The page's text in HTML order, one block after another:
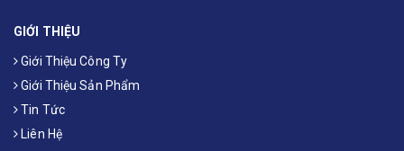
GIỚI THIỆU
Giới Thiệu Công Ty
Giới Thiệu Sản Phẩm
Tin Tức
Liên Hệ